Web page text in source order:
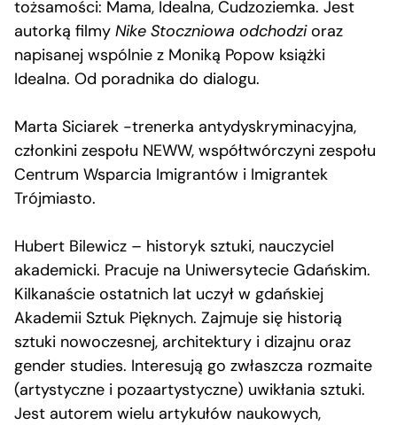
tożsamości: Mama, Idealna, Cudzoziemka. Jest
autorką filmy Nike Stoczniowa odchodzioraz
napisanej wspólnie z Moniką Popow książki
Idealna. Od poradnika do dialogu.
Marta Siciarek -trenerka antydyskryminacyjna,
członkini zespołu NEWW, współtwórczyni zespołu
Centrum Wsparcia Imigrantów i Imigrantek
Trójmiasto.
Hubert Bilewicz – historyk sztuki, nauczyciel
akademicki. Pracuje na Uniwersytecie Gdańskim.
Kilkanaście ostatnich lat uczył w gdańskiej
Akademii Sztuk Pięknych. Zajmuje się historią
sztuki nowoczesnej, architektury i dizajnu oraz
gender studies. Interesują go zwłaszcza rozmaite
(artystyczne i pozaartystyczne) uwikłania sztuki.
Jest autorem wielu artykułów naukowych,